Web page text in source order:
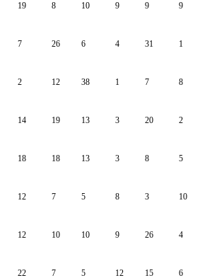
19 8 10 9 9 9
7 26 6 4 31 1
2 12 38 1 7 8
14 19 13 3 20 2
18 18 13 3 8 5
12 7 5 8 3 10
12 10 10 9 26 4
22 7 5 12 15 6